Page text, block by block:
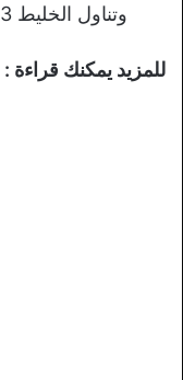
وتناول الخليط 3 مرات باليوم.
للمزيد يمكنك قراءة :